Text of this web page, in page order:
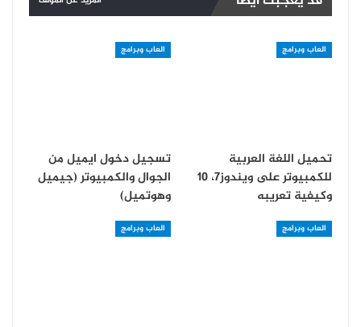
العاب وبرامج
تحميل اللغة العربية
للكمبيوتر على ويندوز7، 10
وكيفية تعريبه
العاب وبرامج
تسجيل دخول ايميل من
الجوال والكمبيوتر (جيميل
وهوتميل)
العاب وبرامج العاب وبرامج